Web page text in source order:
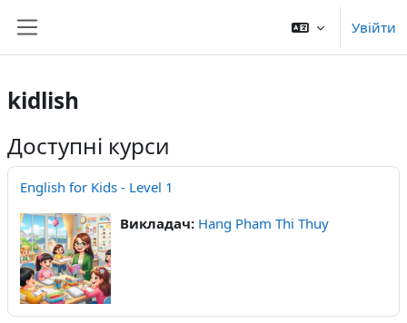
Увійти
kidlish
Доступні курси
English for Kids - Level 1
Викладач: Hang Pham Thi Thuy